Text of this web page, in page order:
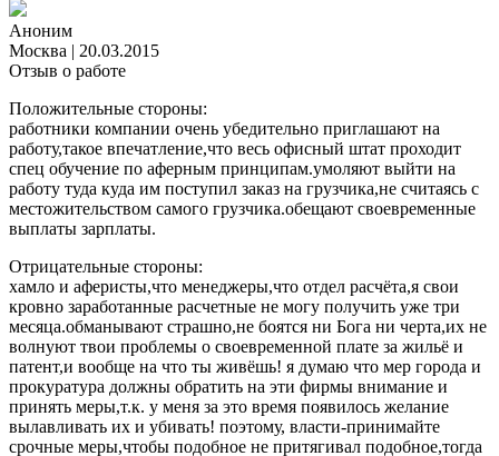
Аноним
Москва | 20.03.2015
Отзыв о работе
Положительные стороны:
работники компании очень убедительно приглашают на
работу,такое впечатление,что весь офисный штат проходит
спец обучение по аферным принципам.умоляют выйти на
работу туда куда им поступил заказ на грузчика,не считаясь с
местожительством самого грузчика.обещают своевременные
выплаты зарплаты.
Отрицательные стороны:
хамло и аферисты,что менеджеры,что отдел расчёта,я свои
кровно заработанные расчетные не могу получить уже три
месяца.обманывают страшно,не боятся ни Бога ни черта,их не
волнуют твои проблемы о своевременной плате за жильё и
патент,и вообще на что ты живёшь! я думаю что мер города и
прокуратура должны обратить на эти фирмы внимание и
принять меры,т.к. у меня за это время появилось желание
вылавливать их и убивать! поэтому, власти-принимайте
срочные меры,чтобы подобное не притягивал подобное,тогда